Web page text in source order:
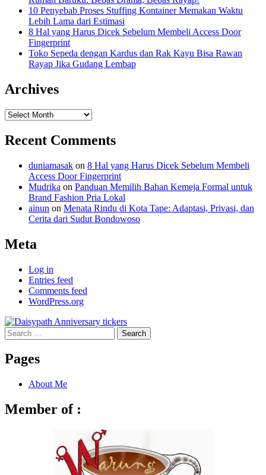
10 Penyebab Proses Stuffing Kontainer Memakan Waktu
Lebih Lama dari Estimasi
8 Hal yang Harus Dicek Sebelum Membeli Access Door
Fingerprint
Toko Sepeda dengan Kardus dan Rak Kayu Bisa Rawan
Rayap Jika Gudang Lembap
Archives
Archives
Recent Comments
duniamasak on 8 Hal yang Harus Dicek Sebelum Membeli
Access Door Fingerprint
Mudrika on Panduan Memilih Bahan Kemeja Formal untuk
Brand Fashion Pria Lokal
ainun on Menata Rindu di Kota Tape: Adaptasi, Privasi, dan
Cerita dari Sudut Bondowoso
Meta
Log in
Entries feed
Comments feed
WordPress.org
Search
for:
Pages
About Me
Member of :